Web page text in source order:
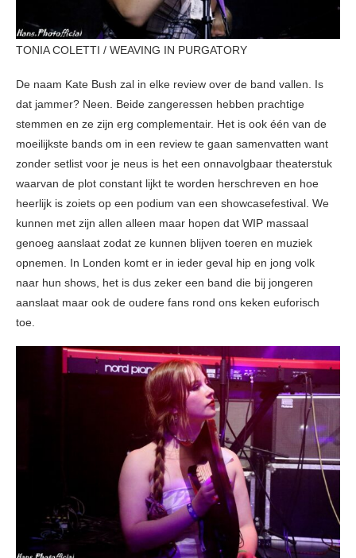
TONIA COLETTI / WEAVING IN PURGATORY
De naam Kate Bush zal in elke review over de band vallen. Is
dat jammer? Neen. Beide zangeressen hebben prachtige
stemmen en ze zijn erg complementair. Het is ook één van de
moeilijkste bands om in een review te gaan samenvatten want
zonder setlist voor je neus is het een onnavolgbaar theaterstuk
waarvan de plot constant lijkt te worden herschreven en hoe
heerlijk is zoiets op een podium van een showcasefestival. We
kunnen met zijn allen alleen maar hopen dat WIP massaal
genoeg aanslaat zodat ze kunnen blijven toeren en muziek
opnemen. In Londen komt er in ieder geval hip en jong volk
naar hun shows, het is dus zeker een band die bij jongeren
aanslaat maar ook de oudere fans rond ons keken euforisch
toe.